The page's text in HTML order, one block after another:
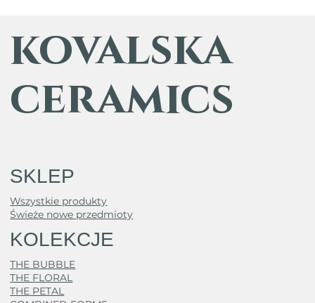
kovalska
ceramics
SKLEP
Wszystkie produkty
Świeże nowe przedmioty
KOLEKCJE
THE BUBBLE
THE FLORAL
THE PETAL